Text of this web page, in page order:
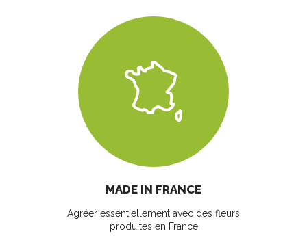
MADE IN FRANCE
Agréer essentiellement avec des fleurs
produites en France